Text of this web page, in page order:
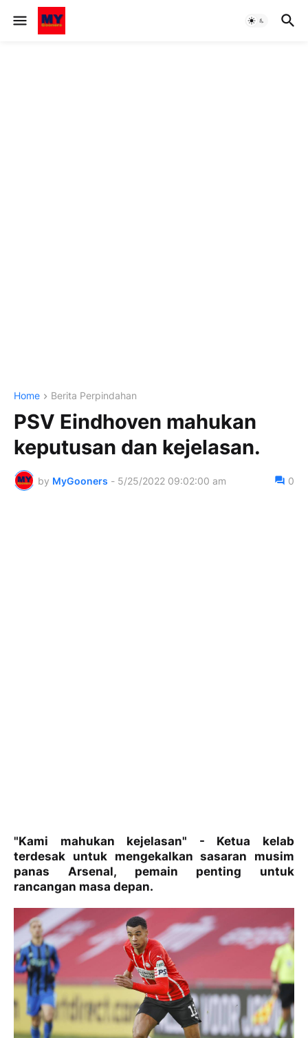
Home Berita Perpindahan
PSV Eindhoven mahukan
keputusan dan kejelasan.
by MyGooners - 5/25/2022 09:02:00 am 0
"Kami mahukan kejelasan" - Ketua kelab
terdesak untuk mengekalkan sasaran musim
panas Arsenal, pemain penting untuk
rancangan masa depan.